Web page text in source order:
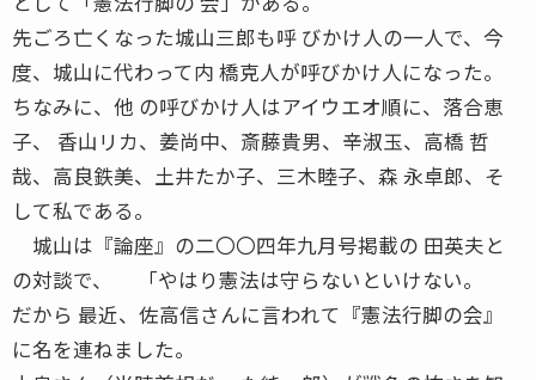
先ごろ亡くなった城山三郎も呼 びかけ人の一人で、今
度、城山に代わって内 橋克人が呼びかけ人になった。
ちなみに、他 の呼びかけ人はアイウエオ順に、落合恵
子、 香山リカ、姜尚中、斎藤貴男、辛淑玉、高橋 哲
哉、高良鉄美、土井たか子、三木睦子、森 永卓郎、そ
して私である。
城山は『論座』の二〇〇四年九月号掲載の 田英夫と
の対談で、 「やはり憲法は守らないといけない。
だから 最近、佐高信さんに言われて『憲法行脚の会』
に名を連ねました。